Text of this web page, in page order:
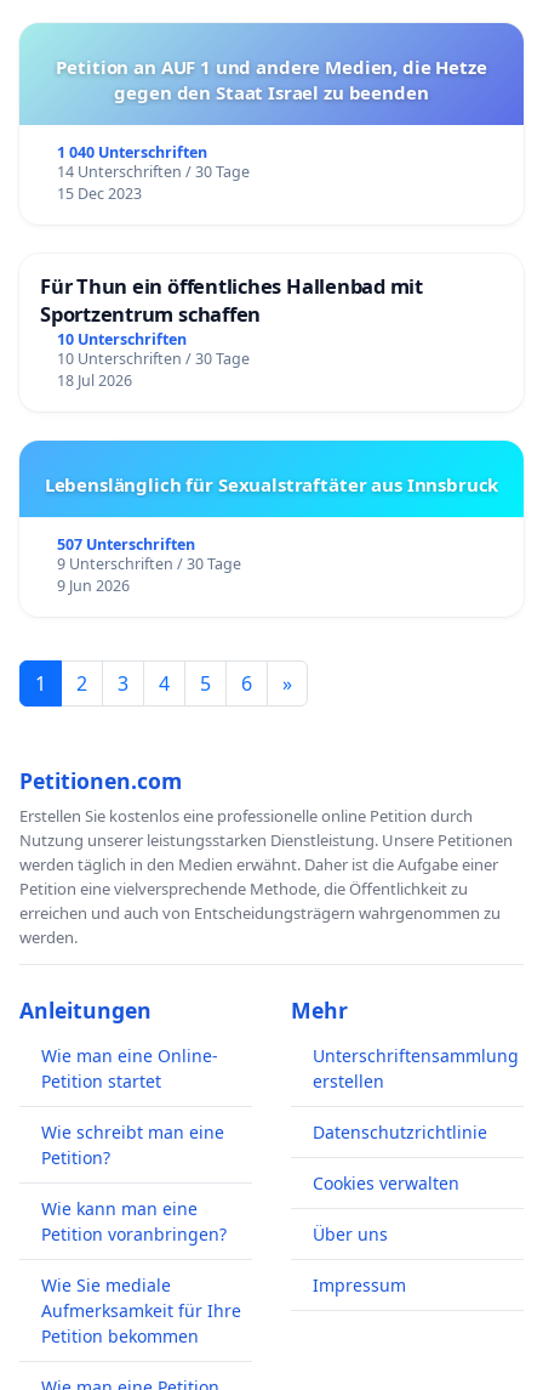
Petition an AUF 1 und andere Medien, die Hetze
gegen den Staat Israel zu beenden
1 040 Unterschriften
14 Unterschriften / 30 Tage
15 Dec 2023
Für Thun ein öffentliches Hallenbad mit
Sportzentrum schaffen
10 Unterschriften
10 Unterschriften / 30 Tage
18 Jul 2026
Lebenslänglich für Sexualstraftäter aus Innsbruck
507 Unterschriften
9 Unterschriften / 30 Tage
9 Jun 2026
1 2 3 4 5 6 »
Petitionen.com
Erstellen Sie kostenlos eine professionelle online Petition durch
Nutzung unserer leistungsstarken Dienstleistung. Unsere Petitionen
werden täglich in den Medien erwähnt. Daher ist die Aufgabe einer
Petition eine vielversprechende Methode, die Öffentlichkeit zu
erreichen und auch von Entscheidungsträgern wahrgenommen zu
werden.
Anleitungen
Wie man eine Online-
Petition startet
Wie schreibt man eine
Petition?
Wie kann man eine
Petition voranbringen?
Wie Sie mediale
Aufmerksamkeit für Ihre
Petition bekommen
Mehr
Unterschriftensammlung
erstellen
Datenschutzrichtlinie
Cookies verwalten
Über uns
Impressum